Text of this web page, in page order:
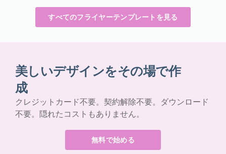
すべてのフライヤーテンプレートを見る
美しいデザインをその場で作
成
クレジットカード不要。契約解除不要。ダウンロード
不要。隠れたコストもありません。
無料で始める